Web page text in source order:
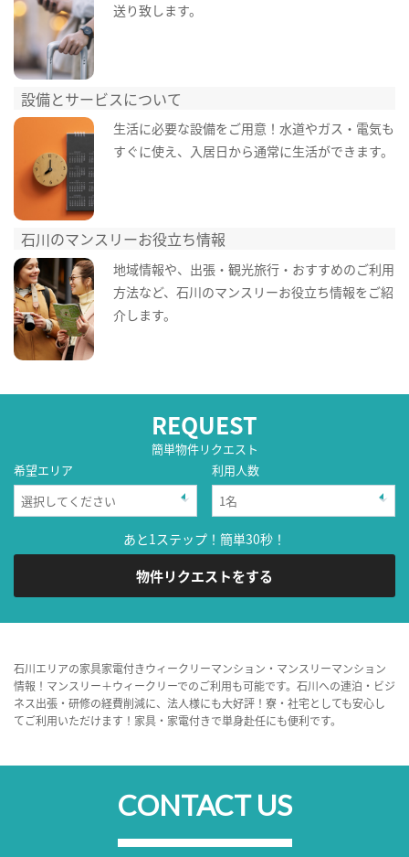
送り致します。
設備とサービスについて
生活に必要な設備をご用意！水道やガス・電気も
すぐに使え、入居日から通常に生活ができます。
石川のマンスリーお役立ち情報
地域情報や、出張・観光旅行・おすすめのご利用
方法など、石川のマンスリーお役立ち情報をご紹
介します。
REQUEST
簡単物件リクエスト
希望エリア
利用人数
あと1ステップ！簡単30秒！
物件リクエストをする
石川エリアの家具家電付きウィークリーマンション・マンスリーマンション
情報！マンスリー＋ウィークリーでのご利用も可能です。石川への連泊・ビジ
ネス出張・研修の経費削減に、法人様にも大好評！寮・社宅としても安心し
てご利用いただけます！家具・家電付きで単身赴任にも便利です。
CONTACT US